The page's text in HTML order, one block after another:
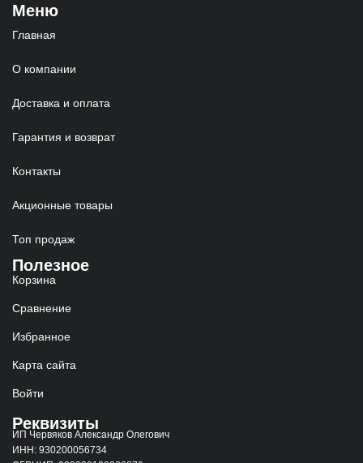
Меню
Главная
О компании
Доставка и оплата
Гарантия и возврат
Контакты
Акционные товары
Топ продаж
Полезное
Корзина
Сравнение
Избранное
Карта сайта
Войти
Реквизиты
ИП Червяков Александр Олегович
ИНН: 930200056734